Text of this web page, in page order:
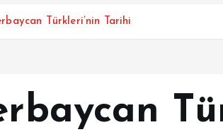
Türkleri’nin Tarihi